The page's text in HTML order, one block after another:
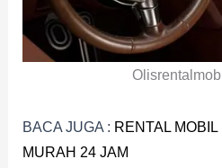
BACA JUGA : RENTAL
MURAH 24 JAM